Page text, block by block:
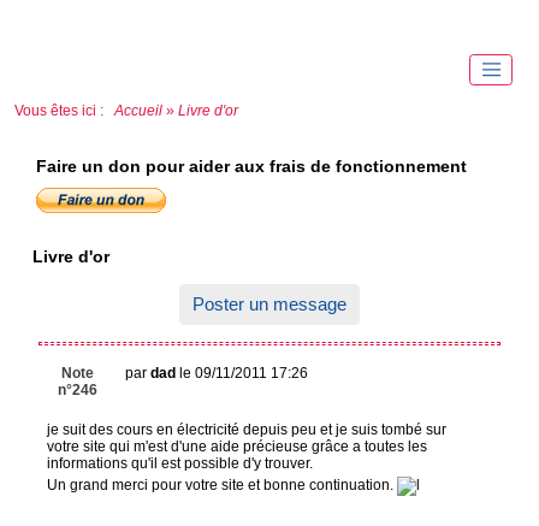
Vous êtes ici : Accueil » Livre d'or
Faire un don pour aider aux frais de fonctionnement
Livre d'or
Poster un message
Note
n°246
par dadle 09/11/2011 17:26
je suit des cours en électricité depuis peu et je suis tombé sur
votre site qui m'est d'une aide précieuse grâce a toutes les
informations qu'il est possible d'y trouver.
Un grand merci pour votre site et bonne continuation.